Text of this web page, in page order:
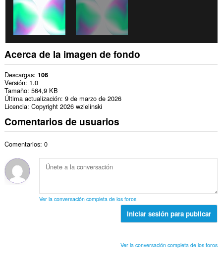
Acerca de la imagen de fondo
Descargas 106
Versión 1.0
Tamaño 564,9 KB
Última actualización 9 de marzo de 2026
Licencia Copyright 2026 wzielinski
Comentarios de usuarios
Comentarios: 0
Ver la conversación completa de los foros
Iniciar sesión para publicar
Ver la conversación completa de los foros